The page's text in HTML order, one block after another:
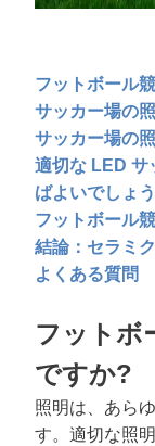
フットボール
サッカー場の
サッカー場の
適切な LED サ
ばよいでしょ
フットボール
結論：セラミ
よくある質問
フットボ
ですか?
照明は、あら
す。適切な照